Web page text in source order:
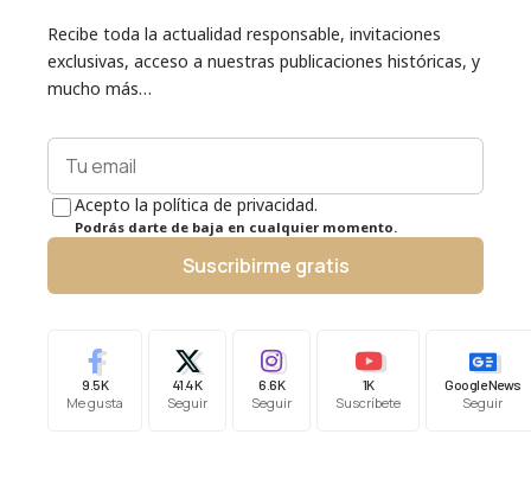
Recibe toda la actualidad responsable, invitaciones
exclusivas, acceso a nuestras publicaciones históricas, y
mucho más…
Acepto la política de privacidad.
Podrás darte de baja en cualquier momento.
Suscribirme gratis
9.5K
Me gusta
41.4K
Seguir
6.6K
Seguir
1K
Suscríbete
Google News
Seguir